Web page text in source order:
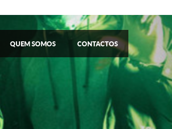
QUEM SOMOS CONTACTOS